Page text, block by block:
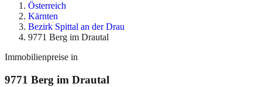
Österreich
Kärnten
Bezirk Spittal an der Drau
9771 Berg im Drautal
Immobilienpreise in
9771 Berg im Drautal